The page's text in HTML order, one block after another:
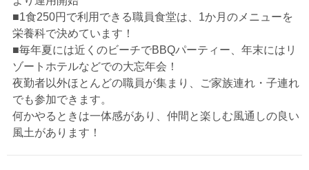
■1食250円で利用できる職員食堂は、1か月のメニューを
栄養科で決めています！
■毎年夏には近くのビーチでBBQパーティー、年末にはリ
ゾートホテルなどでの大忘年会！
夜勤者以外ほとんどの職員が集まり、ご家族連れ・子連れ
でも参加できます。
何かやるときは一体感があり、仲間と楽しむ風通しの良い
風土があります！